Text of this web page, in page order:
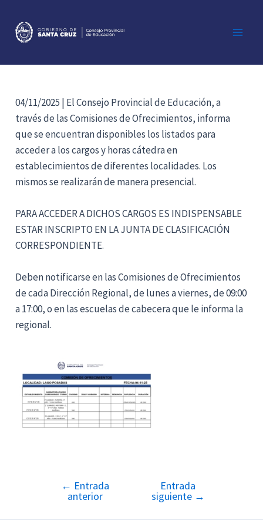
contenido
04/11/2025 | El Consejo Provincial de Educación, a
través de las Comisiones de Ofrecimientos, informa
que se encuentran disponibles los listados para
acceder a los cargos y horas cátedra en
establecimientos de diferentes localidades. Los
mismos se realizarán de manera presencial.
PARA ACCEDER A DICHOS CARGOS ES INDISPENSABLE
ESTAR INSCRIPTO EN LA JUNTA DE CLASIFICACIÓN
CORRESPONDIENTE.
Deben notificarse en las Comisiones de Ofrecimientos
de cada Dirección Regional, de lunes a viernes, de 09:00
a 17:00, o en las escuelas de cabecera que le informa la
regional.
Navegación
entradas
← Entrada
anterior
Entrada
siguiente →